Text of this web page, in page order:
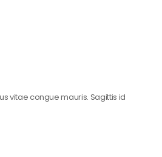
vitae congue mauris. Sagittis id